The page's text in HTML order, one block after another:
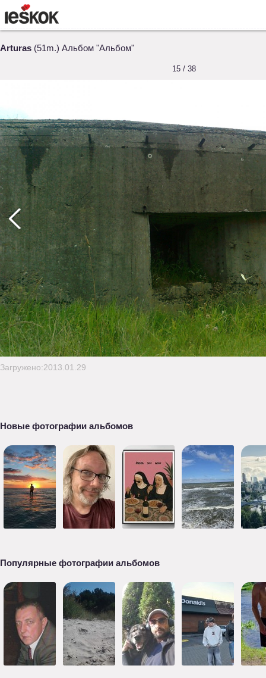
Arturas (51m.) Альбом "Альбом"
15 / 38
Загружено:2013.01.29
Новые фотографии альбомов
Популярные фотографии альбомов